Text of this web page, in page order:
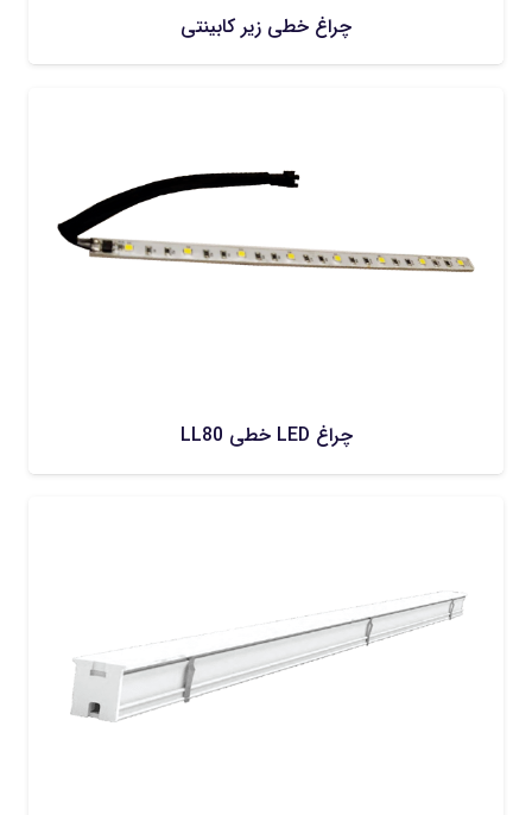
چراغ خطی زیر کابینتی
چراغ LED خطی LL80